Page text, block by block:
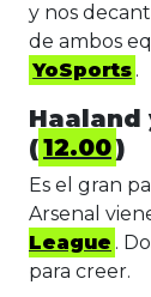
y nos
de ambos
YoSports .
Haaland
(12.00)
Es el gran
Arsenal
League .
para creer.